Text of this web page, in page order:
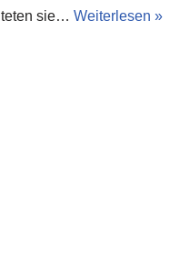
sie…Weiterlesen »